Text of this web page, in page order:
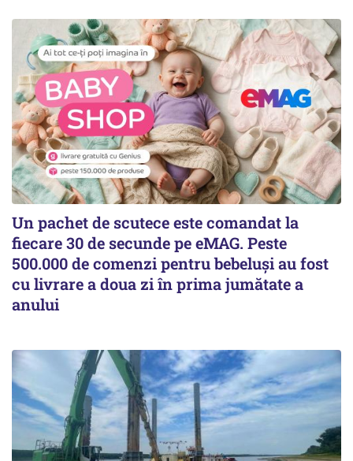
Un pachet de scutece este comandat la
fiecare 30 de secunde pe eMAG. Peste
500.000 de comenzi pentru bebeluși au fost
cu livrare a doua zi în prima jumătate a
anului